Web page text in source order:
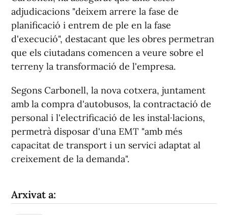
adjudicacions "deixem arrere la fase de
planificació i entrem de ple en la fase
d'execució", destacant que les obres permetran
que els ciutadans comencen a veure sobre el
terreny la transformació de l'empresa.
Segons Carbonell, la nova cotxera, juntament
amb la compra d'autobusos, la contractació de
personal i l'electrificació de les instal·lacions,
permetrà disposar d'una EMT "amb més
capacitat de transport i un servici adaptat al
creixement de la demanda".
Arxivat a: